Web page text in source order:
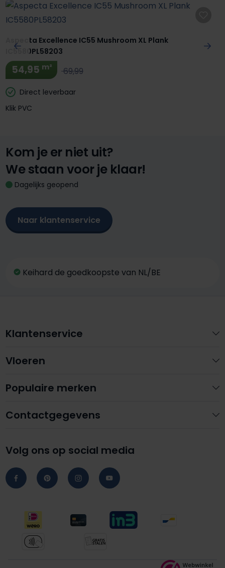
Aspecta Excellence IC55 Mushroom XL Plank
IC5580PL58203
54,95 m² 69,99
Direct leverbaar
Klik PVC
Kom je er niet uit?
We staan voor je klaar!
Dagelijks geopend
Naar klantenservice
Keihard de goedkoopste van NL/BE
Contactgegevens
Volg ons op social media
Klantenservice
Vloeren
Populaire merken